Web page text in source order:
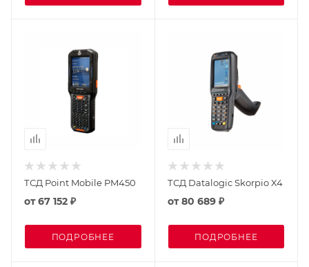
ТСД Point Mobile PM450
от67 152 ₽
ПОДРОБНЕЕ
ТСД Datalogic Skorpio X4
от80 689 ₽
ПОДРОБНЕЕ